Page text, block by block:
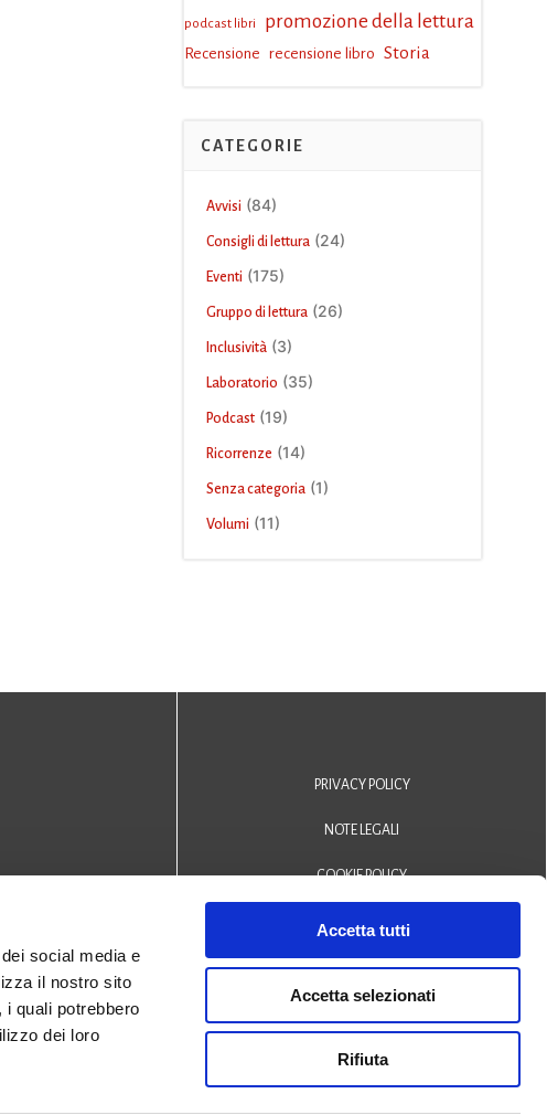
social media e
il nostro sito
quali potrebbero
dei loro
Accetta tutti
Accetta selezionati
Rifiuta
podcast libri promozione della lettura
Recensione recensione libro Storia
CATEGORIE
Avvisi (84)
Consigli di lettura(24)
Eventi (175)
Gruppo di lettura(26)
Inclusività(3)
Laboratorio (35)
Podcast(19)
Ricorrenze (14)
Senza categoria(1)
Volumi (11)
(PD)
PRIVACY POLICY
NOTE LEGALI
COOKIE POLICY
DICHIARAZIONE DI ACCESSIBILITÀ
© 2024 Biblioteca Comunale
San Biagio Monselice -